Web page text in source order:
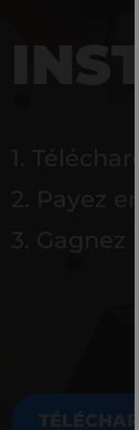
1.
2. Payez